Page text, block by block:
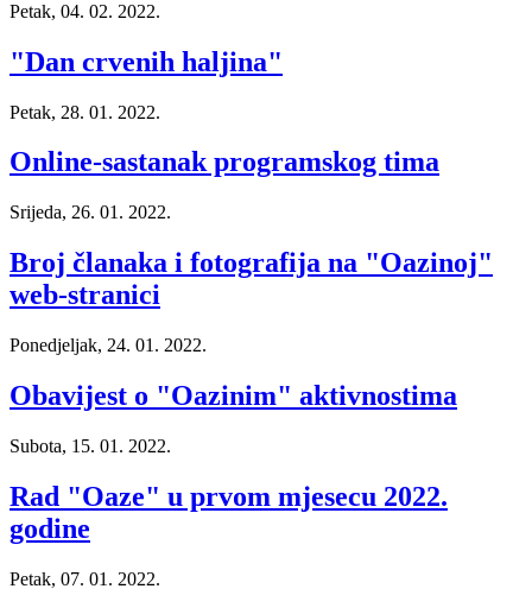
Petak, 04. 02. 2022.
"Dan crvenih haljina"
Petak, 28. 01. 2022.
Online-sastanak programskog tima
Srijeda, 26. 01. 2022.
Broj članaka i fotografija na "Oazinoj"
web-stranici
Ponedjeljak, 24. 01. 2022.
Obavijest o "Oazinim" aktivnostima
Subota, 15. 01. 2022.
Rad "Oaze" u prvom mjesecu 2022.
godine
Petak, 07. 01. 2022.